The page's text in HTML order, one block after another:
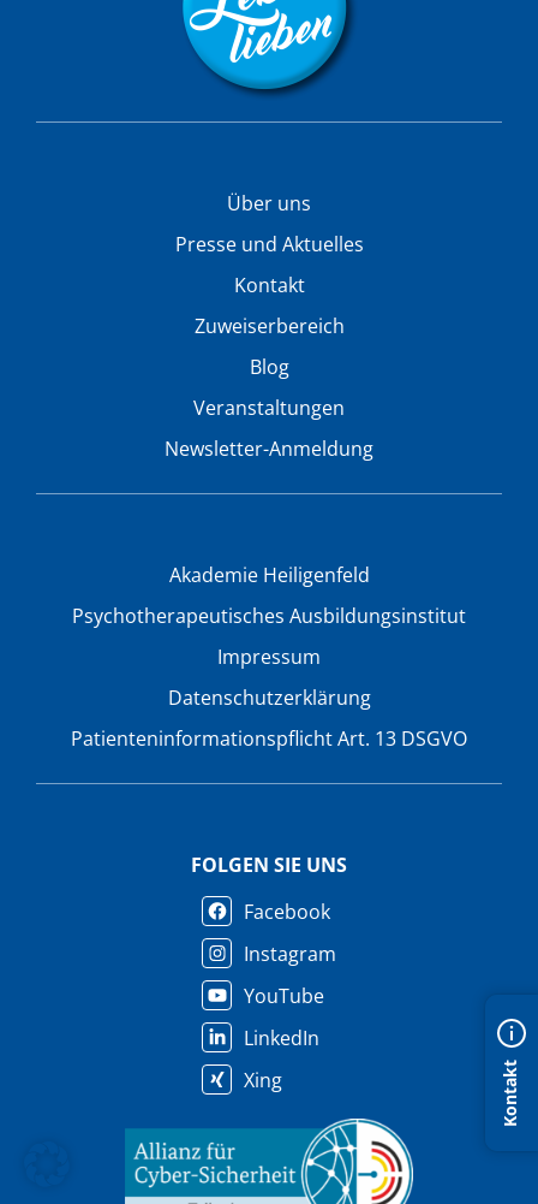
Kontakt
Über uns
Presse und Aktuelles
Kontakt
Zuweiserbereich
Blog
Veranstaltungen
Newsletter-Anmeldung
Akademie Heiligenfeld
Psychotherapeutisches Ausbildungsinstitut
Impressum
Datenschutzerklärung
Patienteninformationspflicht Art. 13 DSGVO
FOLGEN SIE UNS
Facebook
Instagram
YouTube
LinkedIn
Xing